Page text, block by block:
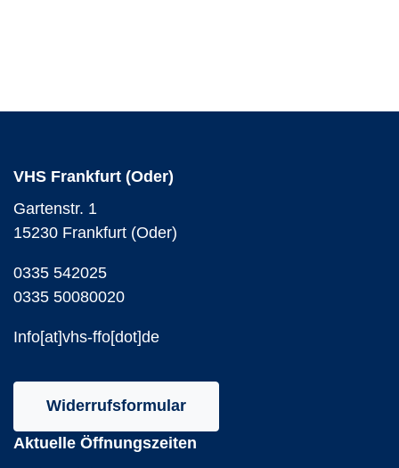
VHS Frankfurt (Oder)
Gartenstr. 1
15230 Frankfurt (Oder)
0335 542025
0335 50080020
Info[at]vhs-ffo[dot]de
Widerrufsformular
Aktuelle Öffnungszeiten